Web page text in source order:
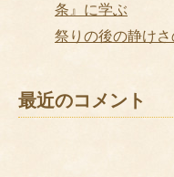
条』に学ぶ
祭りの後の静けさ
最近のコメント